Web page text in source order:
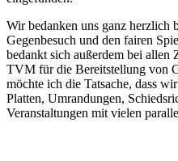
Wir bedanken uns ganz herzlich
Gegenbesuch und den fairen
bedankt sich außerdem bei allen
TVM für die Bereitstellung von
möchte ich die Tatsache, dass
Platten, Umrandungen,
Veranstaltungen mit vielen